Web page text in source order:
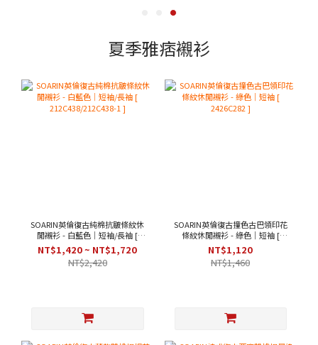
夏季雅痞襯衫
SOARIN英倫復古純棉抗皺條紋休
閒襯衫 - 白藍色｜短袖/長袖 [
212C438/212C438-1 ]
NT$1,420 ~ NT$1,720
NT$2,420
SOARIN英倫復古撞色古巴領印花
條紋休閒襯衫 - 綠色｜短袖 [
2426C282 ]
NT$1,120
NT$1,460